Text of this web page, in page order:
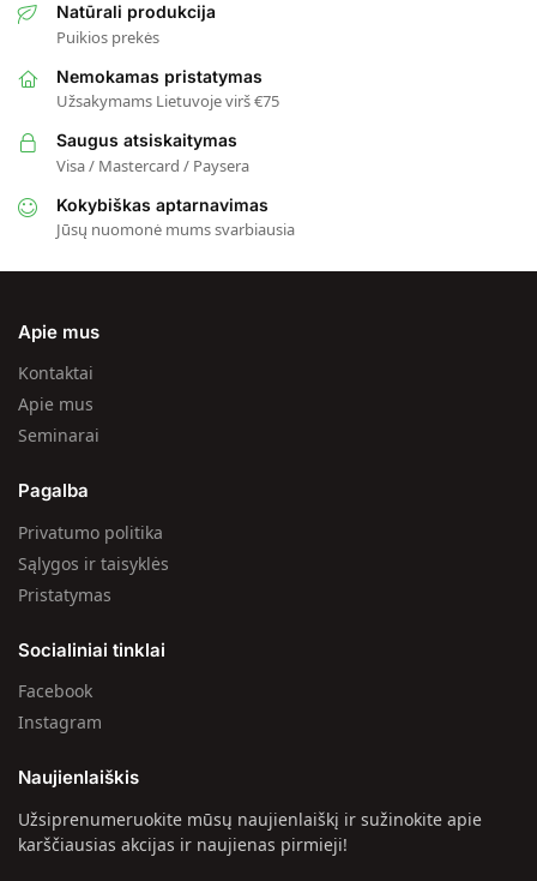
Natūrali produkcija
Puikios prekės
Nemokamas pristatymas
Užsakymams Lietuvoje virš €75
Saugus atsiskaitymas
Visa / Mastercard / Paysera
Kokybiškas aptarnavimas
Jūsų nuomonė mums svarbiausia
Apie mus
Kontaktai
Apie mus
Seminarai
Pagalba
Privatumo politika
Sąlygos ir taisyklės
Pristatymas
Socialiniai tinklai
Facebook
Instagram
Naujienlaiškis
Užsiprenumeruokite mūsų naujienlaiškį ir sužinokite apie
karščiausias akcijas ir naujienas pirmieji!